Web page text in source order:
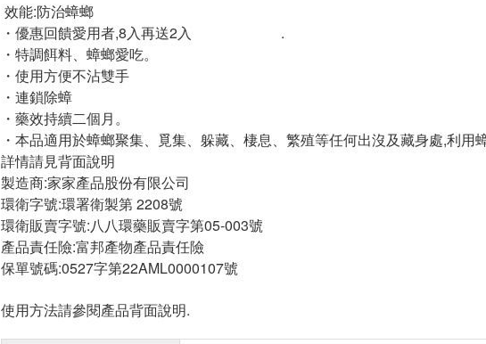
效能:防治蟑螂
・優惠回饋愛用者,8入再送2入 .
・特調餌料、蟑螂愛吃。
・使用方便不沾雙手
・連鎖除蟑
・藥效持續二個月。
・本品適用於蟑螂聚集、覓集、躲藏、棲息、繁殖等任何出沒及藏身處,利用
詳情請見背面說明
製造商:家家產品股份有限公司
環衛字號:環署衛製第 2208號
環衛販賣字號:八八環藥販賣字第05-003號
產品責任險:富邦產物產品責任險
保單號碼:0527字第22AML0000107號
使用方法請參閱產品背面說明.